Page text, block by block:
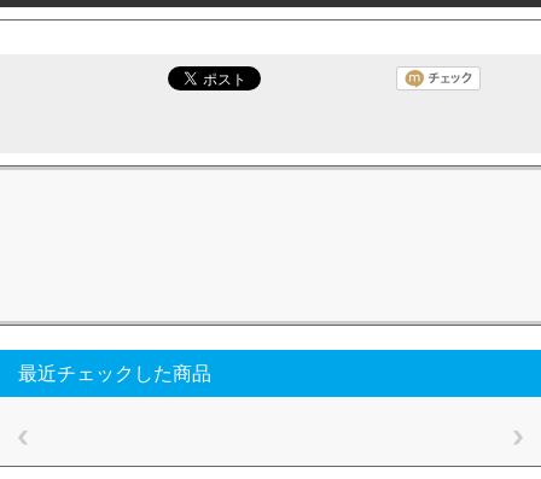
最近チェックした商品